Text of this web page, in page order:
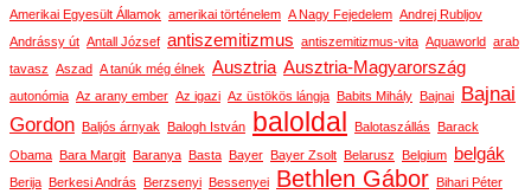
Amerikai Egyesült Államok amerikai történelem A Nagy Fejedelem Andrej Rubljov
Andrássy út Antall József antiszemitizmus antiszemitizmus-vita Aquaworld arab
tavasz Aszad A tanúk még élnek Ausztria Ausztria-Magyarország
autonómia Az arany ember Az igazi Az üstökös lángja Babits Mihály Bajnai Bajnai
Gordon
Baljós árnyak Balogh István baloldal Balotaszállás
Barack
Obama
Bara Margit Baranya Basta Bayer Bayer Zsolt Belarusz Belgium belgák
Berija Berkesi András Berzsenyi Bessenyei Bethlen Gábor
Bihari Péter